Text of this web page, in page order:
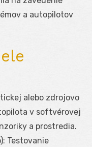
a autopilotov
alebo zdrojovo
v softvérovej
a prostredia.
Testovanie